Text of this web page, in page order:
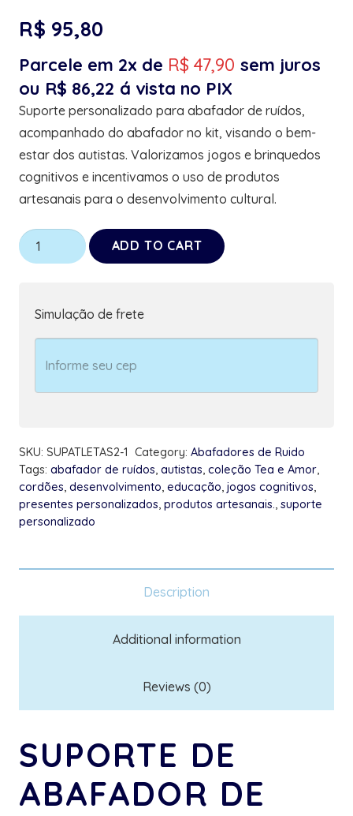
R$ 95,80
Parcele em 2x de R$ 47,90 sem juros
ou R$ 86,22 á vista no PIX
Suporte personalizado para abafador de ruídos,
acompanhado do abafador no kit, visando o bem-
estar dos autistas. Valorizamos jogos e brinquedos
cognitivos e incentivamos o uso de produtos
artesanais para o desenvolvimento cultural.
Suporte
de
Autistas
Ruido
quantity
ADD TO CART
Simulação de frete
SKU: SUPATLETAS2-1 Category: Abafadores de Ruido
Tags: abafador de ruídos, autistas, coleção Tea e Amor,
cordões, desenvolvimento, educação, jogos cognitivos,
presentes personalizados, produtos artesanais., suporte
personalizado
Description
Additional information
Reviews (0)
SUPORTE DE
ABAFADOR DE